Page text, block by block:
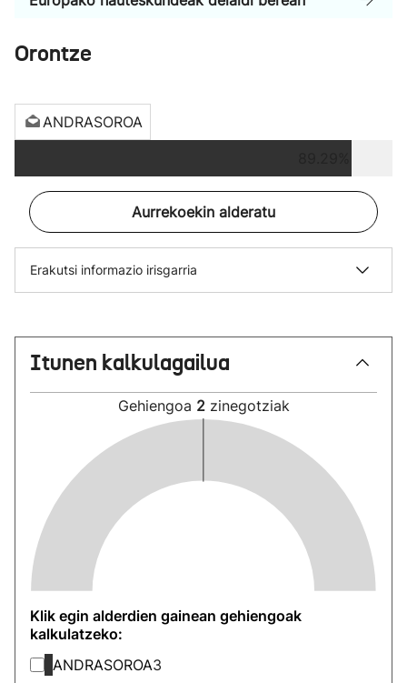
Orontze
ANDRASOROA
Aurrekoekin alderatu
Erakutsi informazio irisgarria
Itunen kalkulagailua
Gehiengoa 2 zinegotziak
Klik egin alderdien gainean gehiengoak
kalkulatzeko:
ANDRASOROA3